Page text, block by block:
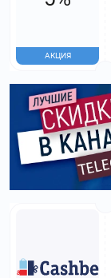
АКЦИЯ